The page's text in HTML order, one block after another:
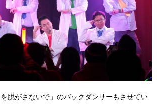
脱がさないで」のバックダンサーもさせてい